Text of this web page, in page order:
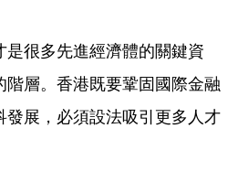
很多先進經濟體的關鍵資
層。香港既要鞏固國際金融
發展，必須設法吸引更多人才